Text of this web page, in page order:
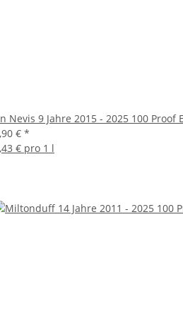
Nevis 9 Jahre 2015 - 2025 100 Proof
€ *
€ pro 1 l